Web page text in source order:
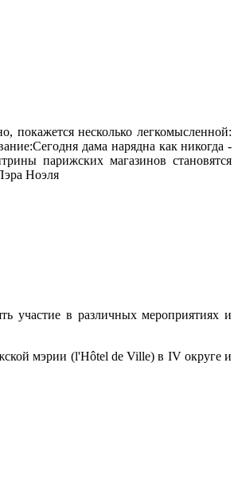
покажется несколько легкомысленной:
дама нарядна как никогда -
парижских магазинов становятся
Ноэля
участие в различных мероприятиях и
мэрии (l'Hôtel de Ville) в IV округе и